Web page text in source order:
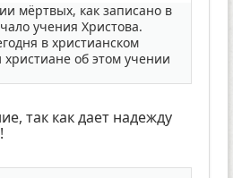
мёртвых, как записано в
учения Христова.
в христианском
об этом учении
так как дает надежду